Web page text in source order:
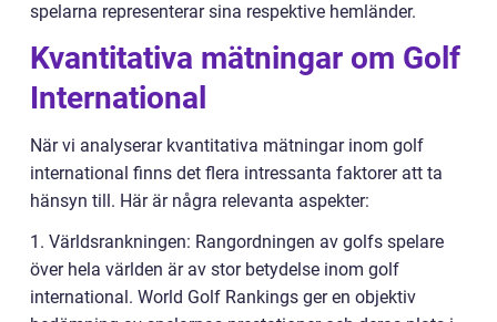
spelarna representerar sina respektive hemländer.
Kvantitativa mätningar om Golf
International
När vi analyserar kvantitativa mätningar inom golf
international finns det flera intressanta faktorer att ta
hänsyn till. Här är några relevanta aspekter:
1. Världsrankningen: Rangordningen av golfs spelare
över hela världen är av stor betydelse inom golf
international. World Golf Rankings ger en objektiv